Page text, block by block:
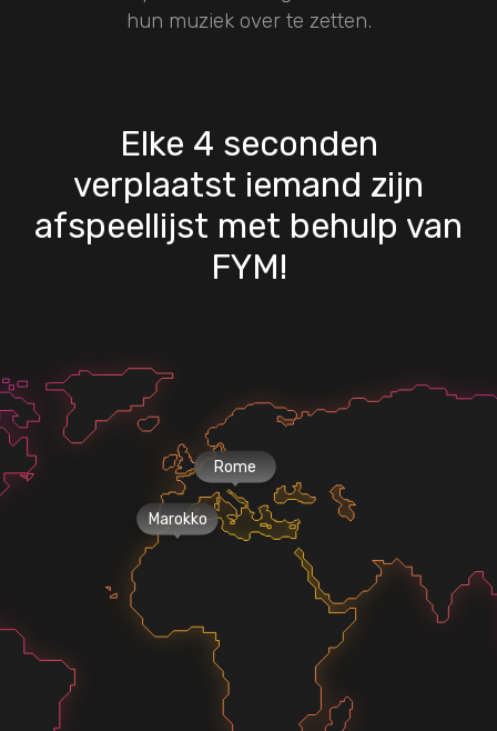
hun muziek over te zetten.
Elke 4 seconden
verplaatst iemand zijn
afspeellijst met behulp van
FYM!
Marokko
Rome